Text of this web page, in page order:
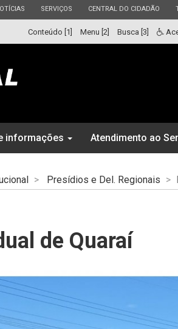
ESTADO
SERVIÇOS ESTADO
CENTRAL DO CIDADÃO
Conteúdo [1] Menu [2] Busca [3]
informações Atendimento ao
Presídios e Del. Regionais
de Quaraí